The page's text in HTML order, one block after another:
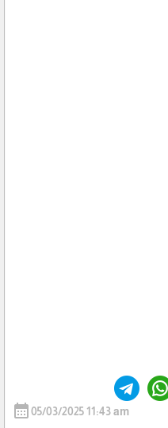
calendar_month05/03/2025 11:43 am